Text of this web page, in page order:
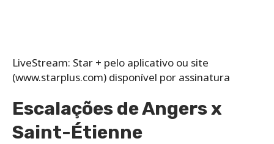
LiveStream: Star + pelo aplicativo ou site
(www.starplus.com) disponível por assinatura
Escalações de Angers x
Saint-Étienne